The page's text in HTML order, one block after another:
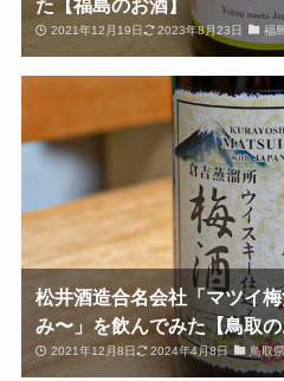
た【福島のお酒】
2021年12月19日 2023年8月23日 福
松井酒造合名会社「マツイ
み〜」を飲んでみた【鳥取
2021年12月8日 2024年4月8日 鳥取県